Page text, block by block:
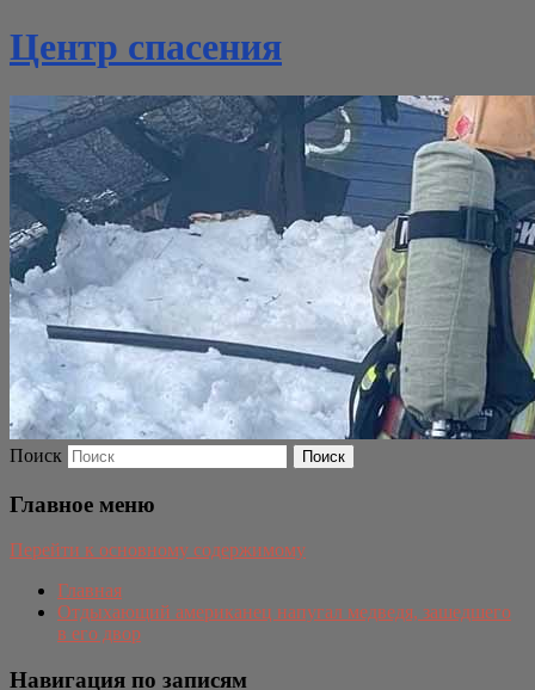
Центр спасения
Поиск
Главное меню
Перейти к основному содержимому
Главная
Отдыхающий американец напугал медведя, зашедшего
в его двор
Навигация по записям